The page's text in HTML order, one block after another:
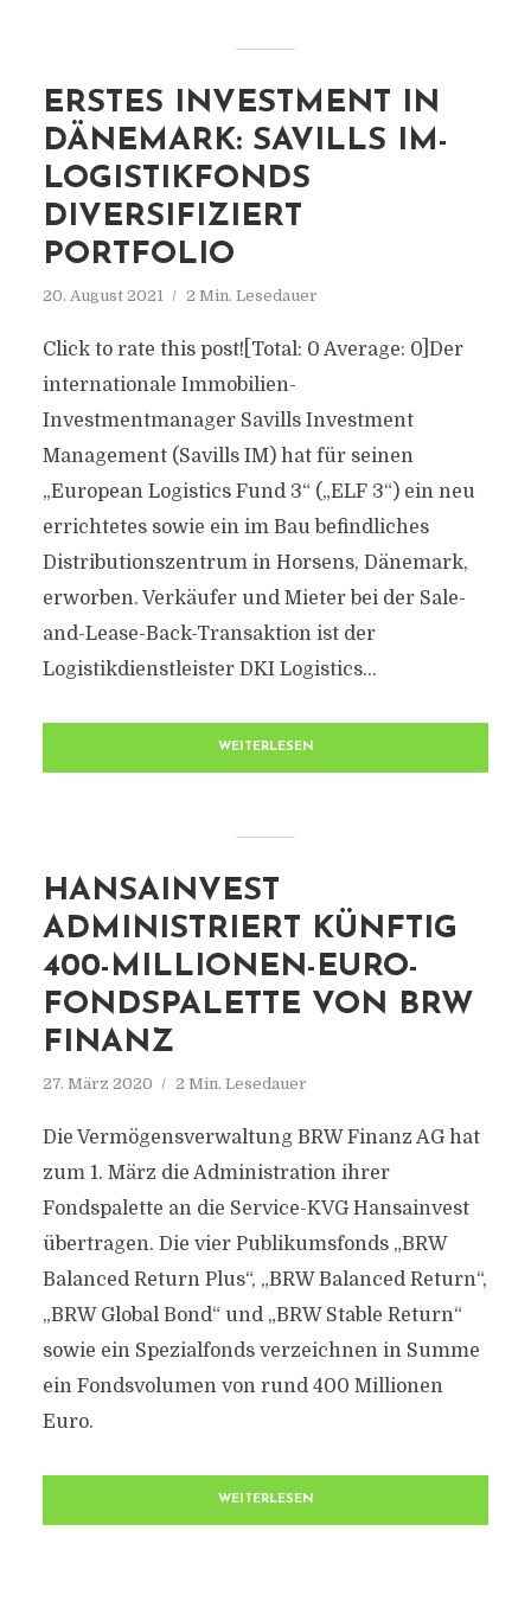
ERSTES INVESTMENT IN
DÄNEMARK: SAVILLS IM-
LOGISTIKFONDS
DIVERSIFIZIERT
PORTFOLIO
20. August 2021 2 Min. Lesedauer
Click to rate this post![Total: 0 Average: 0]Der
internationale Immobilien-
Investmentmanager Savills Investment
Management (Savills IM) hat für seinen
„European Logistics Fund 3“ („ELF 3“) ein neu
errichtetes sowie ein im Bau befindliches
Distributionszentrum in Horsens, Dänemark,
erworben. Verkäufer und Mieter bei der Sale-
and-Lease-Back-Transaktion ist der
Logistikdienstleister DKI Logistics...
WEITERLESEN
HANSAINVEST
ADMINISTRIERT KÜNFTIG
400-MILLIONEN-EURO-
FONDSPALETTE VON BRW
FINANZ
27. März 2020 2 Min. Lesedauer
Die Vermögensverwaltung BRW Finanz AG hat
zum 1. März die Administration ihrer
Fondspalette an die Service-KVG Hansainvest
übertragen. Die vier Publikumsfonds „BRW
Balanced Return Plus“, „BRW Balanced Return“,
„BRW Global Bond“ und „BRW Stable Return“
sowie ein Spezialfonds verzeichnen in Summe
ein Fondsvolumen von rund 400 Millionen
Euro.
WEITERLESEN